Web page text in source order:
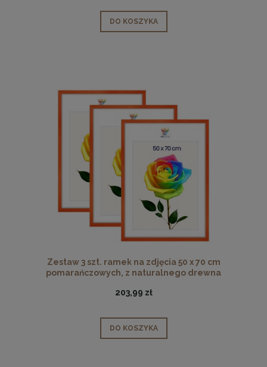
DO KOSZYKA
Zestaw 3 szt. ramek na zdjęcia 50 x 70 cm
pomarańczowych, z naturalnego drewna
203,99 zł
DO KOSZYKA